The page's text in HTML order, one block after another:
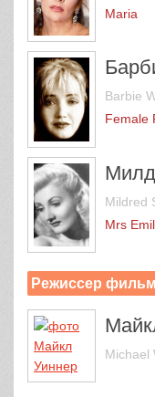
Maria
Barbie
Female
Mildred
Mrs Emil
Режиссер
Michael